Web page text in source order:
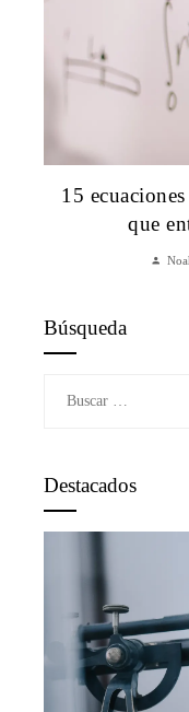
15
que
Búsqueda
Destacados